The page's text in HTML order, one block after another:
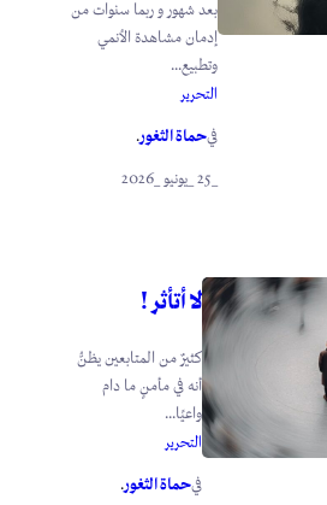
بعد شهور و ربما سنوات من
إدمان مشاهدة الأنمي
وتطبيع...
التحرير
فيحماة الثغور.
لا أتأثر !
كثيرٌ من المتابعين يظنُّ
أنه في مأمنٍ ما دام
واعيًا...
التحرير
فيحماة الثغور.